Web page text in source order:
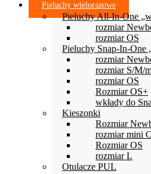
można
wybrać
na
stronie
produktu
Pieluchy wielorazowe
Pieluchy All-In-One
rozmiar
rozmiar OS
Pieluchy Snap-In-One
rozmiar
rozmiar S/M/
rozmiar OS
Rozmiar OS+
wkłady do
Kieszonki
Rozmiar
rozmiar mini
Rozmiar OS
rozmiar L
Otulacze PUL